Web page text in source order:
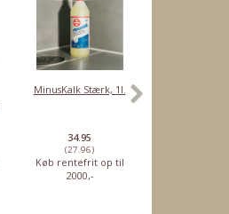
MinusKalk Stærk, 1l.
34.95
(27.96)
Køb rentefrit op til
2000,-